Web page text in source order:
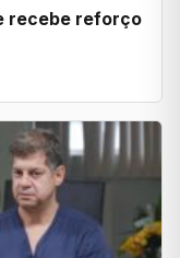
recebe reforço